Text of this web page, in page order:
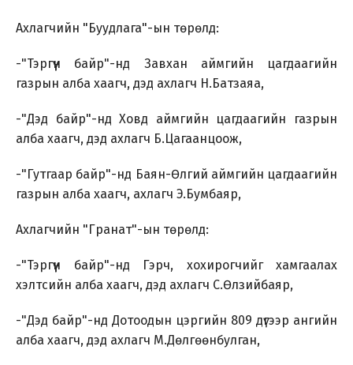
Ахлагчийн "Буудлага"-ын төрөлд:
-"Тэргүүн байр"-нд Завхан аймгийн цагдаагийн
газрын алба хаагч, дэд ахлагч Н.Батзаяа,
-"Дэд байр"-нд Ховд аймгийн цагдаагийн газрын
алба хаагч, дэд ахлагч Б.Цагаанцоож,
-"Гутгаар байр"-нд Баян-Өлгий аймгийн цагдаагийн
газрын алба хаагч, ахлагч Э.Бумбаяр,
Ахлагчийн "Гранат"-ын төрөлд:
-"Тэргүүн байр"-нд Гэрч, хохирогчийг хамгаалах
хэлтсийн алба хаагч, дэд ахлагч С.Өлзийбаяр,
-"Дэд байр"-нд Дотоодын цэргийн 809 дүгээр ангийн
алба хаагч, дэд ахлагч М.Дөлгөөнбулган,